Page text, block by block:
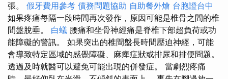
張。 假牙費用參考 債務問題協助 自助餐外燴 台胞證台中
如果疼痛每隔一段時間再次發作，原因可能是椎骨之間的椎
間盤脫垂。 白蟻 腰痛和坐骨神經痛是脊椎下部超負荷或功
能障礙的警訊。 如果突出的椎間盤長時間壓迫神經，可能
會導致特定區域的感覺障礙、麻痺症狀或排尿和排便問題。
透過及時就醫可以避免可能出現的併發症。 當劇烈疼痛